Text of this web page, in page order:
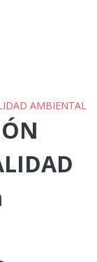
AMBIENTAL